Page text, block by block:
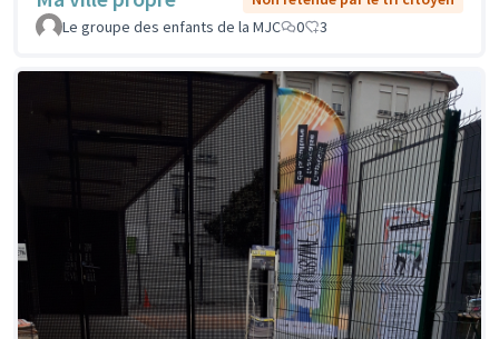
Le groupe des enfants de la MJC
0 3